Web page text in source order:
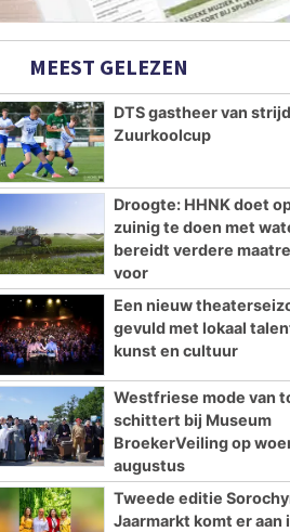
MEEST GELEZEN
DTS gastheer van
Zuurkoolcup
Droogte: HHNK doet
zuinig te doen met
bereidt verdere
voor
Een nieuw
gevuld met lokaal
kunst en cultuur
Westfriese mode van
schittert bij Museum
BroekerVeiling op
augustus
Tweede editie
Jaarmarkt komt er aan